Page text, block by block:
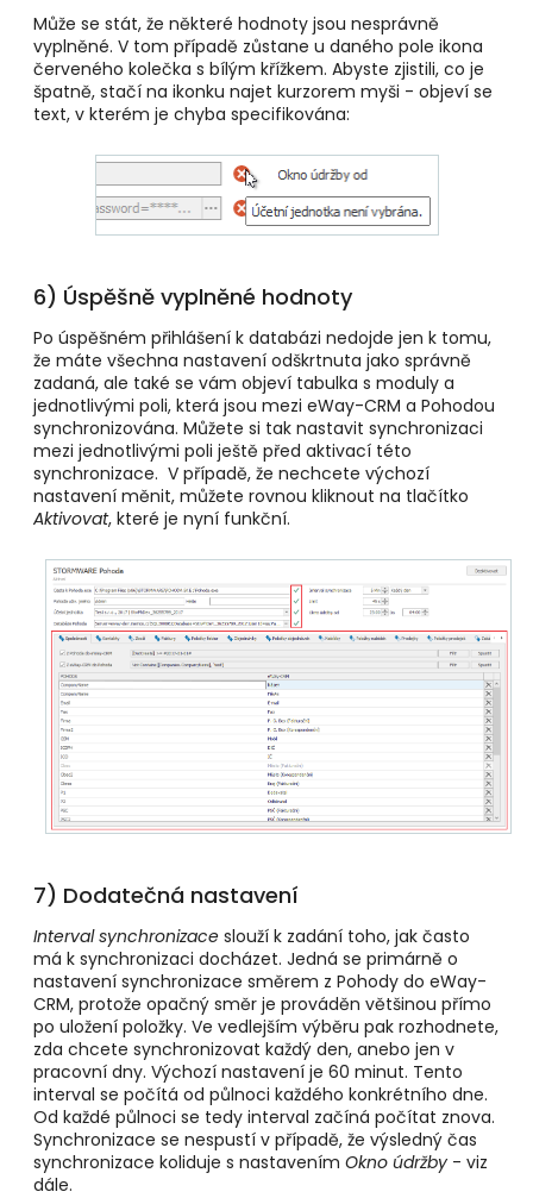
Může se stát, že některé hodnoty jsou nesprávně
vyplněné. V tom případě zůstane u daného pole ikona
červeného kolečka s bílým křížkem. Abyste zjistili, co je
špatně, stačí na ikonku najet kurzorem myši - objeví se
text, v kterém je chyba specifikována:
6) Úspěšně vyplněné hodnoty
Po úspěšném přihlášení k databázi nedojde jen k tomu,
že máte všechna nastavení odškrtnuta jako správně
zadaná, ale také se vám objeví tabulka s moduly a
jednotlivými poli, která jsou mezi eWay-CRM a Pohodou
synchronizována. Můžete si tak nastavit synchronizaci
mezi jednotlivými poli ještě před aktivací této
synchronizace. V případě, že nechcete výchozí
nastavení měnit, můžete rovnou kliknout na tlačítko
Aktivovat, které je nyní funkční.
7) Dodatečná nastavení
Interval synchronizace slouží k zadání toho, jak často
má k synchronizaci docházet. Jedná se primárně o
nastavení synchronizace směrem z Pohody do eWay-
CRM, protože opačný směr je prováděn většinou přímo
po uložení položky. Ve vedlejším výběru pak rozhodnete,
zda chcete synchronizovat každý den, anebo jen v
pracovní dny. Výchozí nastavení je 60 minut. Tento
interval se počítá od půlnoci každého konkrétního dne.
Od každé půlnoci se tedy interval začíná počítat znova.
Synchronizace se nespustí v případě, že výsledný čas
synchronizace koliduje s nastavením Okno údržby - viz
dále.